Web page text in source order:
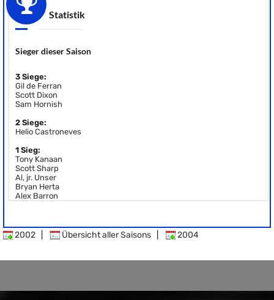
Statistik
Sieger dieser Saison
3 Siege:
Gil de Ferran
Scott Dixon
Sam Hornish
2 Siege:
Helio Castroneves
1 Sieg:
Tony Kanaan
Scott Sharp
Al, jr. Unser
Bryan Herta
Alex Barron
2002 Übersicht aller Saisons 2004